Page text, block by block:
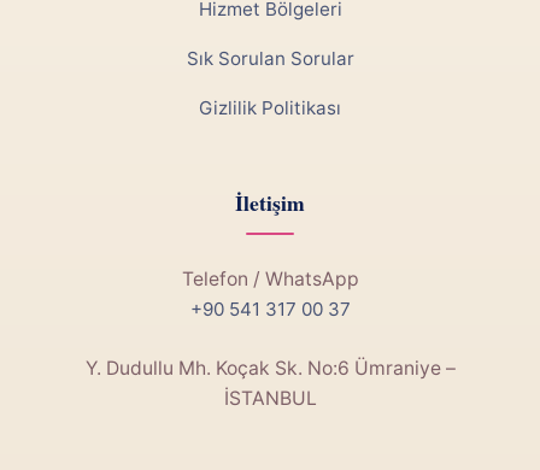
Hizmet Bölgeleri
Sık Sorulan Sorular
Gizlilik Politikası
İletişim
Telefon / WhatsApp
+90 541 317 00 37
Y. Dudullu Mh. Koçak Sk. No:6 Ümraniye –
İSTANBUL